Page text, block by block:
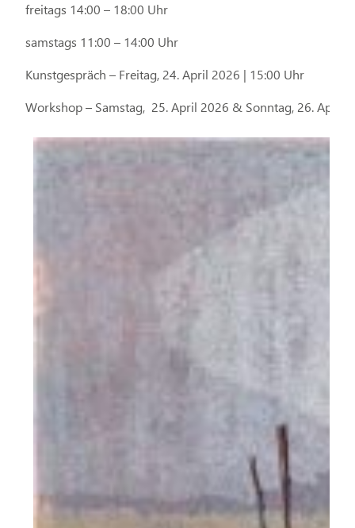
freitags 14:00 – 18:00 Uhr
samstags 11:00 – 14:00 Uhr
Kunstgespräch – Freitag, 24. April 2026 | 15:00 Uhr
Workshop – Samstag, 25. April 2026 & Sonntag, 26. April